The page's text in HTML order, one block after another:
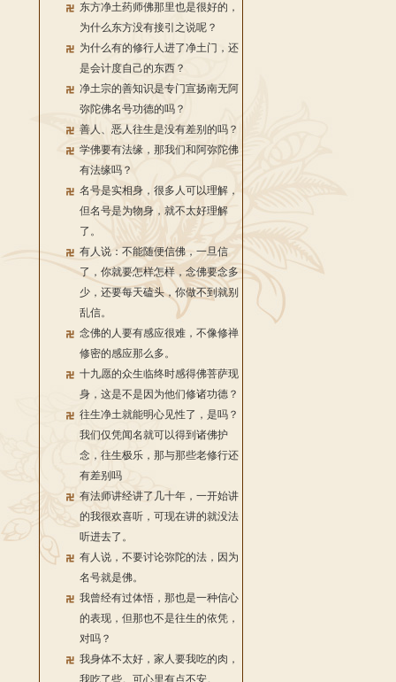
东方净土药师佛那里也是很好的，
为什么东方没有接引之说呢？
为什么有的修行人进了净土门，还
是会计度自己的东西？
净土宗的善知识是专门宣扬南无阿
弥陀佛名号功德的吗？
善人、恶人往生是没有差别的吗？
学佛要有法缘，那我们和阿弥陀佛
有法缘吗？
名号是实相身，很多人可以理解，
但名号是为物身，就不太好理解
了。
有人说：不能随便信佛，一旦信
了，你就要怎样怎样，念佛要念多
少，还要每天磕头，你做不到就别
乱信。
念佛的人要有感应很难，不像修禅
修密的感应那么多。
十九愿的众生临终时感得佛菩萨现
身，这是不是因为他们修诸功德？
往生净土就能明心见性了，是吗？
我们仅凭闻名就可以得到诸佛护
念，往生极乐，那与那些老修行还
有差别吗
有法师讲经讲了几十年，一开始讲
的我很欢喜听，可现在讲的就没法
听进去了。
有人说，不要讨论弥陀的法，因为
名号就是佛。
我曾经有过体悟，那也是一种信心
的表现，但那也不是往生的依凭，
对吗？
我身体不太好，家人要我吃的肉，
我吃了些。可心里有点不安。